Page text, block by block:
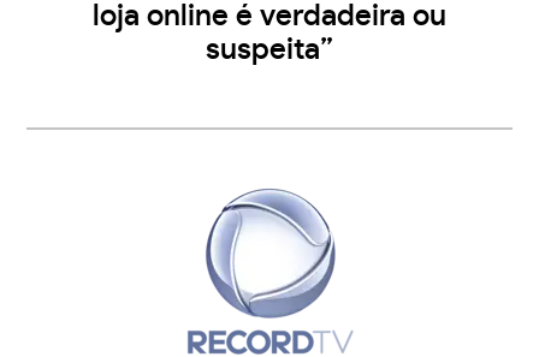
loja online é verdadeira ou
suspeita”